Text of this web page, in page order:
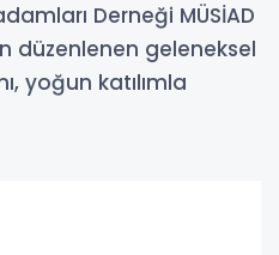
Derneği MÜSİAD
düzenlenen geleneksel
yoğun katılımla